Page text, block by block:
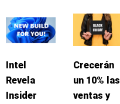
Intel
Revela
Insider
Crecerán
un 10% las
ventas y